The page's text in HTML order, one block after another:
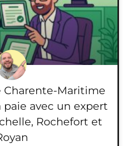
Charente-Maritime
paie avec un expert
Rochefort et